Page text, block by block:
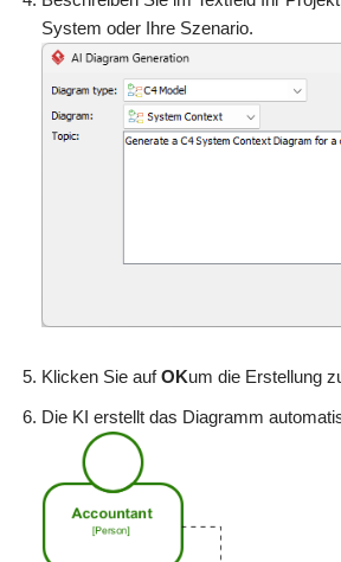
System oder Ihre Szenario.
Klicken Sie aufOKum die Erstellung
Die KI erstellt das Diagramm